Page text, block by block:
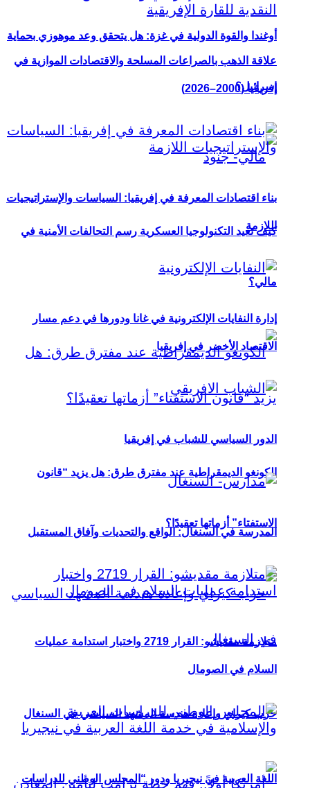
أوغندا والقوة الدولية في غزة: هل يتحقق وعد موهوزي بحماية
إسرائيل؟
كيف تعيد التكنولوجيا العسكرية رسم التحالفات الأمنية في
مالي؟
الكونغو الديمقراطية عند مفترق طرق: هل يزيد “قانون
الاستفتاء” أزماتها تعقيدًا؟
حزب كيراي وإعادة هندسة المشهد السياسي في السنغال
علاقة الذهب بالصراعات المسلحة والاقتصادات الموازية في
إفريقيا (2000–2026)
بناء اقتصادات المعرفة في إفريقيا: السياسات والإستراتيجيات
اللازمة
إدارة النفايات الإلكترونية في غانا ودورها في دعم مسار
الاقتصاد الأخضر في إفريقيا
الدور السياسي للشباب في إفريقيا
المدرسة في السنغال: الواقع والتحديات وآفاق المستقبل
متلازمة مقديشو: القرار 2719 واختبار استدامة عمليات
السلام في الصومال
اللغة العربية في نيجيريا ودور “المجلس الوطني للدراسات